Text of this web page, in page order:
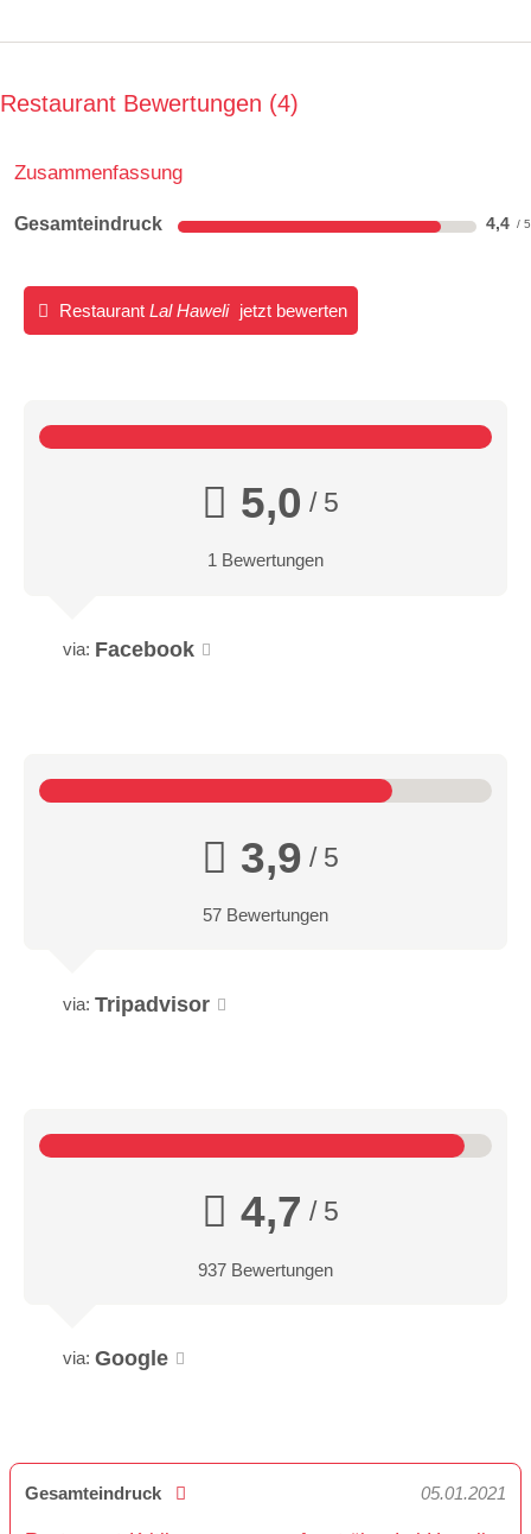
Restaurant Bewertungen 4
Zusammenfassung
Gesamteindruck 4,4
Restaurant Lal Haweli jetzt bewerten
5,0 / 5
1 Bewertungen
via: Facebook
3,9 / 5
57 Bewertungen
via: Tripadvisor
4,7 / 5
937 Bewertungen
via: Google
Gesamteindruck 05.01.2021